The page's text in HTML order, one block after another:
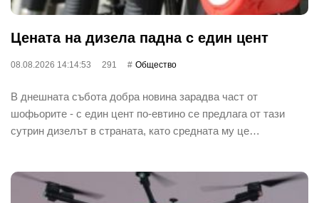
Цената на дизела падна с един цент
08.08.2026 14:14:53 291 Общество
В днешната събота добра новина зарадва част от
шофьорите - с един цент по-евтино се предлага от тази
сутрин дизелът в страната, като средната му це…